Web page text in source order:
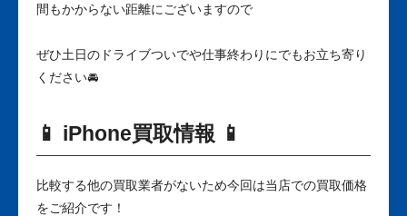
間もかからない距離にございますので
ぜひ土日のドライブついでや仕事終わりにでもお立ち寄り
ください🚘
📱 iPhone買取情報 📱
比較する他の買取業者がないため今回は当店での買取価格
をご紹介です！